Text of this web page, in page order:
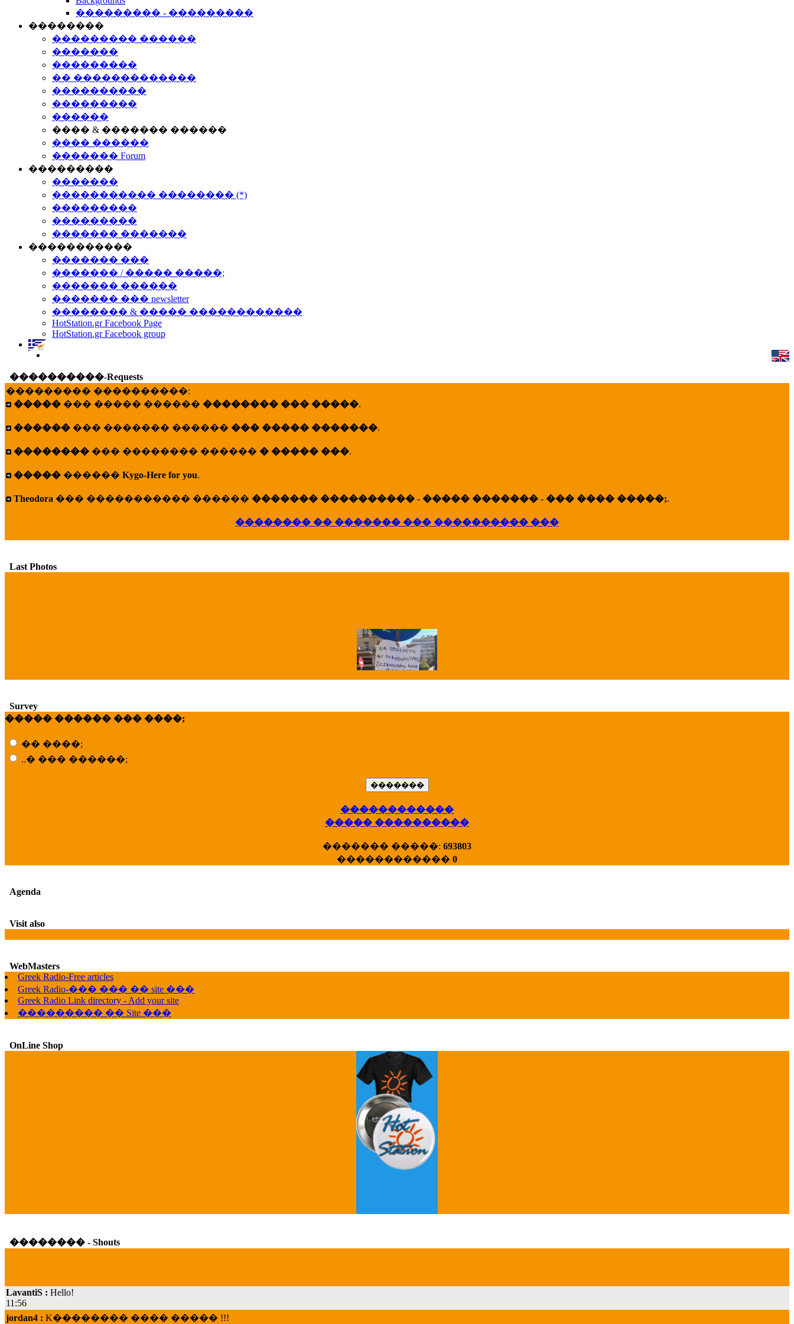
��������� - ���������
��������
��������� ������
�������
���������
�� �������������
����������
���������
������
���� & ������� ������
���� ������
������� Forum
���������
�������
����������� �������� (*)
���������
���������
������� �������
�����������
������� ���
������� / ����� �����;
������� ������
������� ��� newsletter
�������� & ����� ������������
HotStation.gr Facebook Page
HotStation.gr Facebook group
����������-Requests
��������� ����������:
����� ��� ����� ������ �������� ��� �����.
������ ��� ������� ������ ��� ����� �������.
�������� ��� �������� ������ � ����� ���.
����� ������ Kygo-Here for you.
Theodora ��� ����������� ������ ������� ���������� - ����� ������� - ��� ���� �����;.
�������� �� ������� ��� ���������� ���
Last Photos
����� HotStat
...
Grey's Anatomy
Survey
����� ������ ��� ����;
�� ����;
..� ��� ������;
������������
����� ����������
������� �����: 693803
������������ 0
Agenda
Visit also
WebMasters
Greek Radio-Free articles
Greek Radio-��� ��� �� site ���
Greek Radio Link directory - Add your site
��������� �� Site ���
OnLine Shop
�������� - Shouts
11:56
jordan4 :K�������� ���� ����� !!!
19:45